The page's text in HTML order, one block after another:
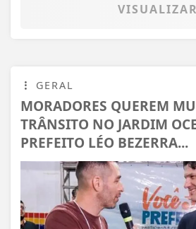
VISUALIZAR
GERAL
MORADORES QUEREM
TRÂNSITO NO JARDIM
PREFEITO LÉO BEZERRA...